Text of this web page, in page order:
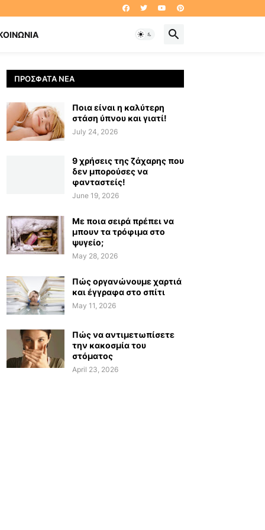
ΠΡΌΣΦΑΤΑ ΝΈΑ
Ποια είναι η καλύτερη
στάση ύπνου και γιατί!
July 24, 2026
9 χρήσεις της ζάχαρης που
δεν μπορούσες να
φανταστείς!
June 19, 2026
Με ποια σειρά πρέπει να
μπουν τα τρόφιμα στο
ψυγείο;
May 28, 2026
Πώς οργανώνουμε χαρτιά
και έγγραφα στο σπίτι
May 11, 2026
Πώς να αντιμετωπίσετε
την κακοσμία του
στόματος
April 23, 2026